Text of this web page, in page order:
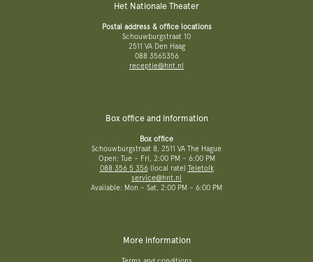
Het Nationale Theater
Postal address & office locations
Schouwburgstraat 10
2511 VA Den Haag
088 3565356
receptie@hnt.nl
Box office and information
Box office
Schouwburgstraat 8, 2511 VA The Hague
Open: Tue – Fri, 2:00 PM – 6:00 PM
088 356 5 356(local rate) Teletolk
service@hnt.nl
Available: Mon – Sat, 2:00 PM – 6:00 PM
More information